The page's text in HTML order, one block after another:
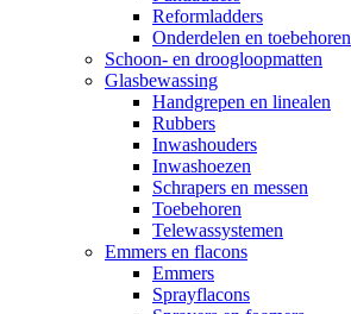
Reformladders
Onderdelen en toebehoren
Schoon- en droogloopmatten
Glasbewassing
Handgrepen en linealen
Rubbers
Inwashouders
Inwashoezen
Schrapers en messen
Toebehoren
Telewassystemen
Emmers en flacons
Emmers
Sprayflacons